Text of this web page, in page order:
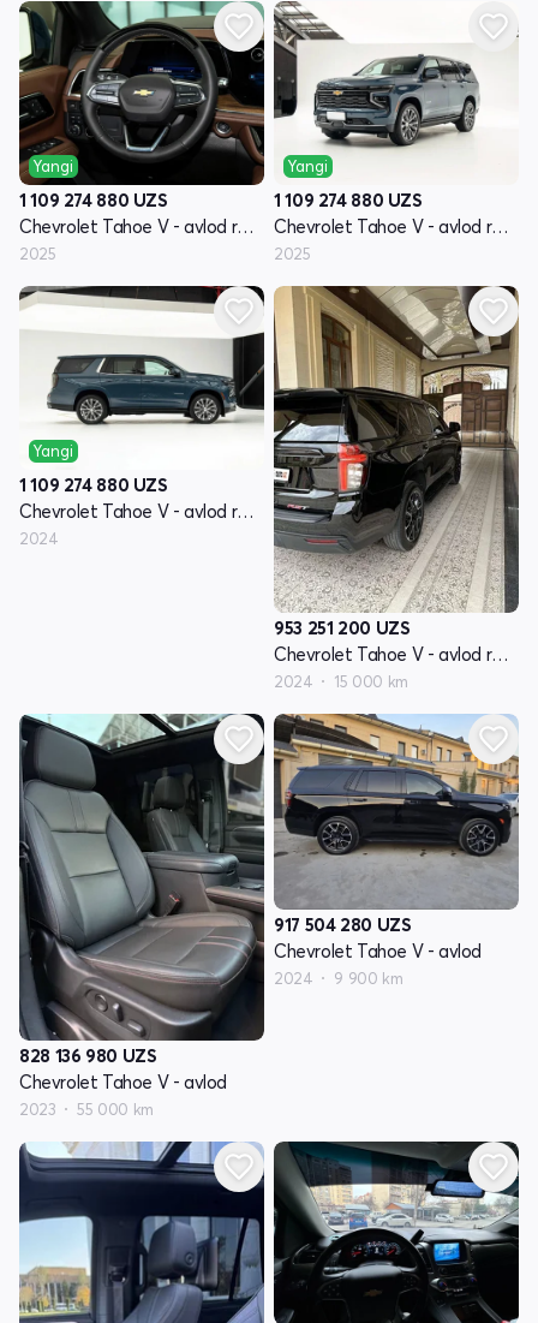
Yangi
1 109 274 880 UZS
Chevrolet Tahoe V - avlod restayling
2025
Yangi
1 109 274 880 UZS
Chevrolet Tahoe V - avlod restayling
2025
Yangi
1 109 274 880 UZS
Chevrolet Tahoe V - avlod restayling
2024
953 251 200 UZS
Chevrolet Tahoe V - avlod restayling
2024 15 000 km
828 136 980 UZS
Chevrolet Tahoe V - avlod
2023 55 000 km
917 504 280 UZS
Chevrolet Tahoe V - avlod
2024 9 900 km